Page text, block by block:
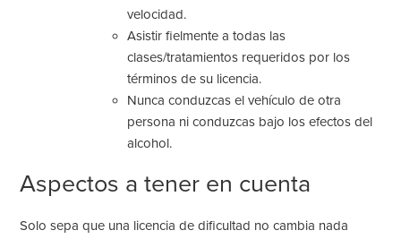
velocidad.
Asistir fielmente a todas las
clases/tratamientos requeridos por los
términos de su licencia.
Nunca conduzcas el vehículo de otra
persona ni conduzcas bajo los efectos del
alcohol.
Aspectos a tener en cuenta
Solo sepa que una licencia de dificultad no cambia nada